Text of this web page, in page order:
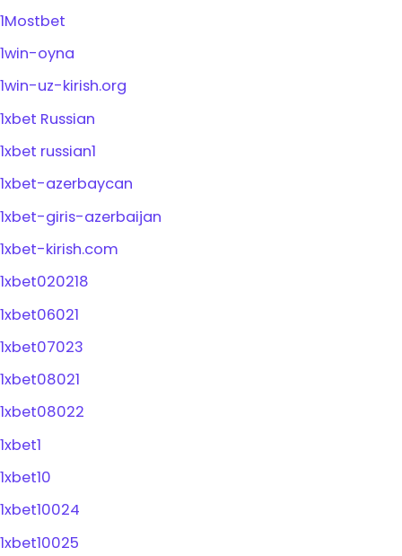
1Mostbet
1win-oyna
1win-uz-kirish.org
1xbet Russian
1xbet russian1
1xbet-azerbaycan
1xbet-giris-azerbaijan
1xbet-kirish.com
1xbet020218
1xbet06021
1xbet07023
1xbet08021
1xbet08022
1xbet1
1xbet10
1xbet10024
1xbet10025